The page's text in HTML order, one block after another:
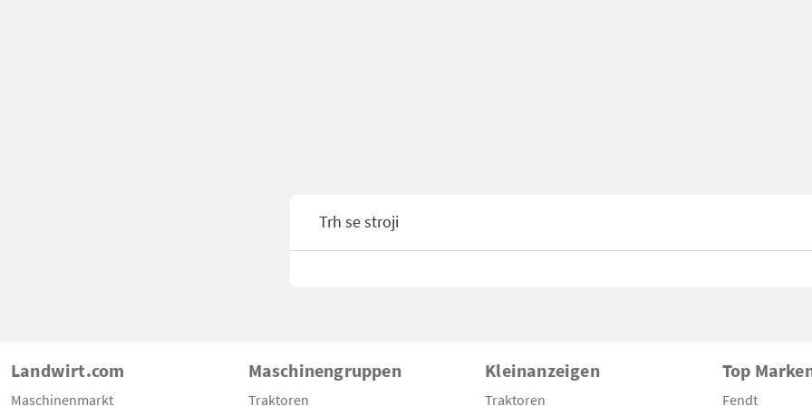
Trh se stroji
Landwirt.com
Maschinenmarkt
Maschinengruppen
Traktoren
Kleinanzeigen
Traktoren
Top
Fendt